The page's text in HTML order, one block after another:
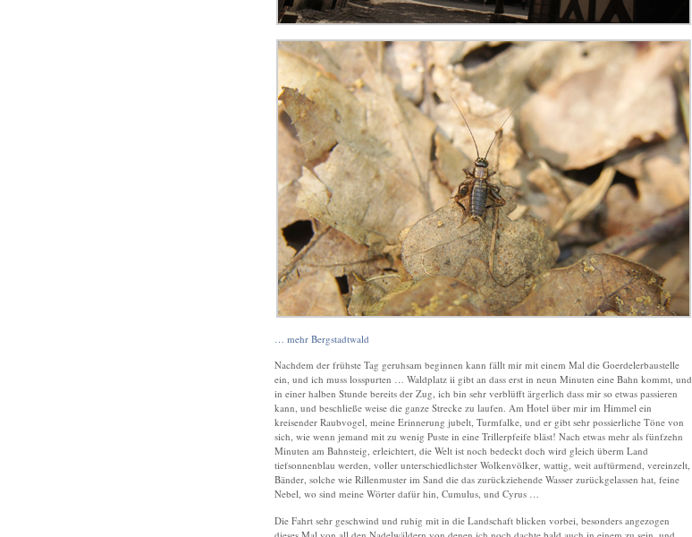
… mehr Bergstadtwald
Nachdem der frühste Tag geruhsam beginnen kann fällt mir mit einem Mal die Goerdelerbaustelle
ein, und ich muss losspurten … Waldplatz ii gibt an dass erst in neun Minuten eine Bahn kommt, und
in einer halben Stunde bereits der Zug, ich bin sehr verblüfft ärgerlich dass mir so etwas passieren
kann, und beschließe weise die ganze Strecke zu laufen. Am Hotel über mir im Himmel ein
kreisender Raubvogel, meine Erinnerung jubelt, Turmfalke, und er gibt sehr possierliche Töne von
sich, wie wenn jemand mit zu wenig Puste in eine Trillerpfeife bläst! Nach etwas mehr als fünfzehn
Minuten am Bahnsteig, erleichtert, die Welt ist noch bedeckt doch wird gleich überm Land
tiefsonnenblau werden, voller unterschiedlichster Wolkenvölker, wattig, weit auftürmend, vereinzelt,
Bänder, solche wie Rillenmuster im Sand die das zurückziehende Wasser zurückgelassen hat, feine
Nebel, wo sind meine Wörter dafür hin, Cumulus, und Cyrus …
Die Fahrt sehr geschwind und ruhig mit in die Landschaft blicken vorbei, besonders angezogen
dieses Mal von all den Nadelwäldern von denen ich noch dachte bald auch in einem zu sein, und